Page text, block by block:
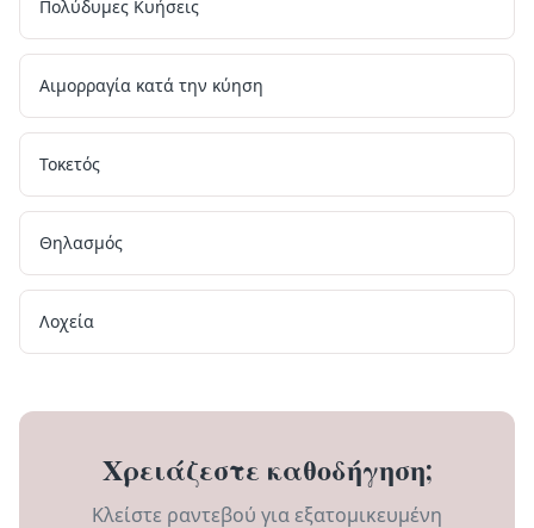
Πολύδυμες Κυήσεις
Αιμορραγία κατά την κύηση
Τοκετός
Θηλασμός
Λοχεία
Χρειάζεστε καθοδήγηση;
Κλείστε ραντεβού για εξατομικευμένη